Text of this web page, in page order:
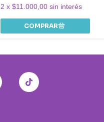
2 x $11.000,00 sin interés